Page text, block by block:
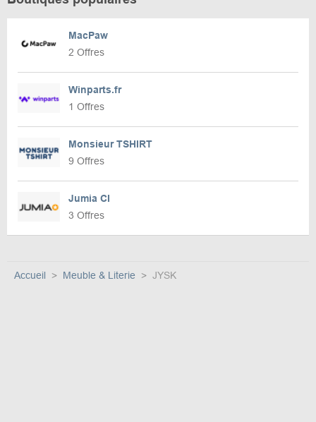
MacPaw
2 Offres
Winparts.fr
1 Offres
Monsieur TSHIRT
9 Offres
Jumia CI
3 Offres
Accueil Meuble & Literie JYSK